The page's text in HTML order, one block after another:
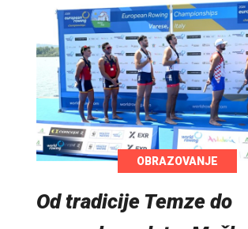
OBRAZOVANJE
Od tradicije Temze do